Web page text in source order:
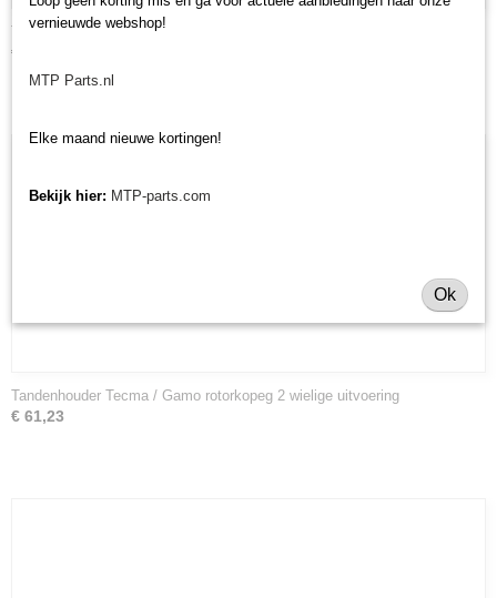
Tandwiel Tecma / Gamo rotorkopeg
€ 49,61
Tandenhouder Tecma / Gamo rotorkopeg 2 wielige uitvoering
€ 61,23
vernieuwde webshop!
MTP Parts.nl
Elke maand nieuwe kortingen!
Bekijk hier: MTP-parts.com
Ok